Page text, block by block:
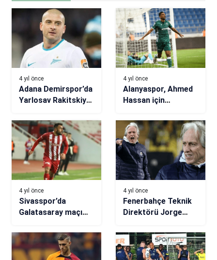
4 yıl önce
Adana Demirspor’da
Yarlosav Rakitskiy
4 yıl önce
Alanyaspor, Ahmed
Hassan için
anlaştı
4 yıl önce
Sivasspor’da
Galatasaray maçı
4 yıl önce
Fenerbahçe Teknik
Direktörü Jorge
çok iyi durumda